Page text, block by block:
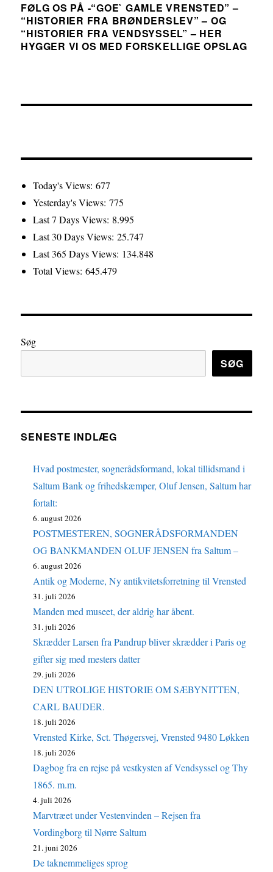
FØLG OS PÅ -“GOE` GAMLE VRENSTED” –
“HISTORIER FRA BRØNDERSLEV” – OG
“HISTORIER FRA VENDSYSSEL” – HER
HYGGER VI OS MED FORSKELLIGE OPSLAG
Today's Views:677
Yesterday's Views:775
Last 7 Days Views: 8.995
Last 30 Days Views:25.747
Last 365 Days Views: 134.848
Total Views:645.479
Søg
SØG
SENESTE INDLÆG
Hvad postmester, sognerådsformand, lokal tillidsmand i
Saltum Bank og frihedskæmper, Oluf Jensen, Saltum har
fortalt:
6. august 2026
POSTMESTEREN, SOGNERÅDSFORMANDEN
OG BANKMANDEN OLUF JENSEN fra Saltum –
6. august 2026
Antik og Moderne, Ny antikvitetsforretning til Vrensted
31. juli 2026
Manden med museet, der aldrig har åbent.
31. juli 2026
Skrædder Larsen fra Pandrup bliver skrædder i Paris og
gifter sig med mesters datter
29. juli 2026
DEN UTROLIGE HISTORIE OM SÆBYNITTEN,
CARL BAUDER.
18. juli 2026
Vrensted Kirke, Sct. Thøgersvej, Vrensted 9480 Løkken
18. juli 2026
Dagbog fra en rejse på vestkysten af Vendsyssel og Thy
1865. m.m.
4. juli 2026
Marvtræet under Vestenvinden – Rejsen fra
Vordingborg til Nørre Saltum
21. juni 2026
De taknemmeliges sprog